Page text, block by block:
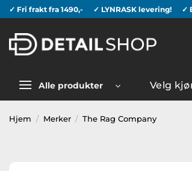
Skip
to
content
✓ Fri frakt fra 1490,- ✓ LYNRASK levering! ✓
Alle produkter Velg
Hjem / Merker / The Rag Company